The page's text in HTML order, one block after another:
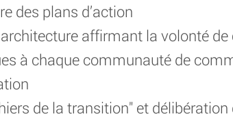
des plans d’action
affirmant la volonté
à chaque communauté de
de la transition" et